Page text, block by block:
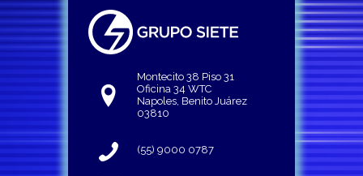
Montecito 38 Piso 31
Oficina 34 WTC
Napoles, Benito Juárez
03810
(55) 9000 0787